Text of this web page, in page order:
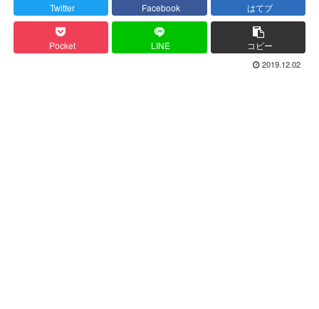
Twitter Facebook はてブ
Pocket LINE コピー
2019.12.02